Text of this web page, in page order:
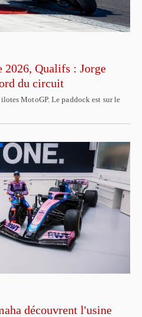
2026, Qualifs : Jorge
du circuit
MotoGP. Le paddock est sur le
découvrent l'usine